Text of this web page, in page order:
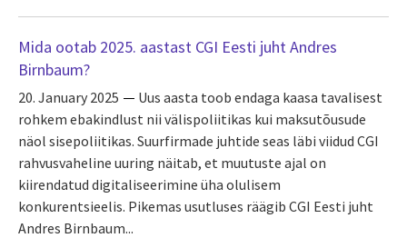
Mida ootab 2025. aastast CGI Eesti juht Andres
Birnbaum?
20. January 2025
Uus aasta toob endaga kaasa tavalisest
rohkem ebakindlust nii välispoliitikas kui maksutõusude
näol sisepoliitikas. Suurfirmade juhtide seas läbi viidud CGI
rahvusvaheline uuring näitab, et muutuste ajal on
kiirendatud digitaliseerimine üha olulisem
konkurentsieelis. Pikemas usutluses räägib CGI Eesti juht
Andres Birnbaum...